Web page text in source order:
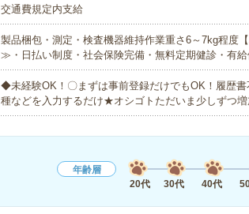
交通費規定内支給
製品梱包・測定・検査機器維持作業重さ6～7kg程度
≫・日払い制度・社会保険完備・無料定期健診・有
◆未経験OK！〇まずは事前登録だけでもOK！履歴
種などを入力するだけ★オシゴトただいま少しずつ
年齢層
20代
30代 40代